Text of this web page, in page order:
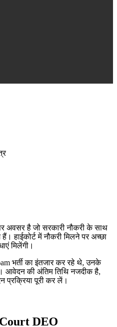
अवसर है जो सरकारी नौकरी के साथ
हाईकोर्ट में नौकरी मिलने पर अच्छा
मिलेंगी।
भर्ती का इंतजार कर रहे थे, उनके
आवेदन की अंतिम तिथि नजदीक है,
प्रक्रिया पूरी कर लें।
DEO